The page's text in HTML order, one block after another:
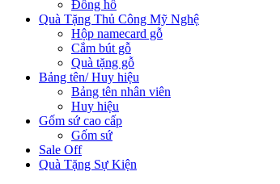
Đồng hồ
Quà Tặng Thủ Công Mỹ Nghệ
Hộp namecard gỗ
Cắm bút gỗ
Quà tặng gỗ
Bảng tên/ Huy hiệu
Bảng tên nhân viên
Huy hiệu
Gốm sứ cao cấp
Gốm sứ
Sale Off
Quà Tặng Sự Kiện